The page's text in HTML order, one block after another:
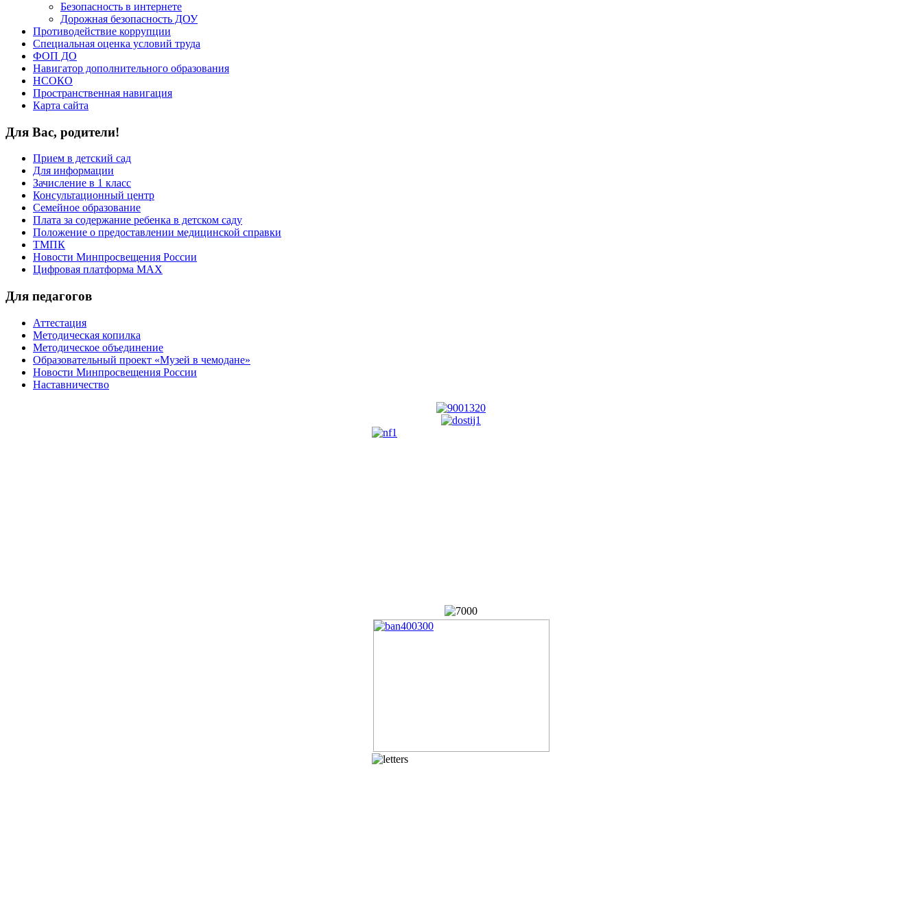
Безопасность в интернете
Дорожная безопасность ДОУ
Противодействие коррупции
Специальная оценка условий труда
ФОП ДО
Навигатор дополнительного образования
НСОКО
Пространственная навигация
Карта сайта
Для Вас, родители!
Прием в детский сад
Для информации
Зачисление в 1 класс
Консультационный центр
Семейное образование
Плата за содержание ребенка в детском саду
Положение о предоставлении медицинской справки
ТМПК
Новости Минпросвещения России
Цифровая платформа MAX
Для педагогов
Аттестация
Методическая копилка
Методическое объединение
Образовательный проект «Музей в чемодане»
Новости Минпросвещения России
Наставничество